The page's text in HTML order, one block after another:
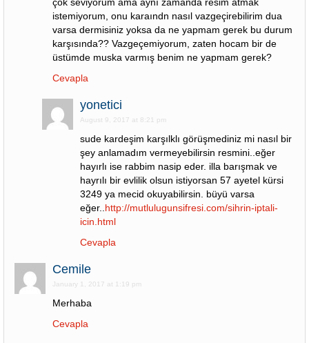
istemiyorum, onu karaındn nasıl vazgeçirebilirim dua
varsa dermisiniz yoksa da ne yapmam gerek bu durum
karşısında?? Vazgeçemiyorum, zaten hocam bir de
üstümde muska varmış benim ne yapmam gerek?
Cevapla
yonetici
August 9, 2017 at 8:21 pm
sude kardeşim karşılklı görüşmediniz mi nasıl bir
şey anlamadım vermeyebilirsin resmini..eğer
hayırlı ise rabbim nasip eder. illa barışmak ve
hayrılı bir evlilik olsun istiyorsan 57 ayetel kürsi
3249 ya mecid okuyabilirsin. büyü varsa
eğer.. http://mutlulugunsifresi.com/sihrin-iptali-
icin.html
Cevapla
Cemile
January 1, 2017 at 1:19 pm
Merhaba
Cevapla